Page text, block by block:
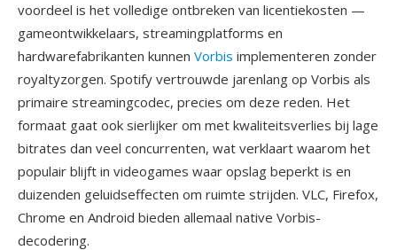
voordeel is het volledige ontbreken van licentiekosten —
gameontwikkelaars, streamingplatforms en
hardwarefabrikanten kunnen Vorbis implementeren zonder
royaltyzorgen. Spotify vertrouwde jarenlang op Vorbis als
primaire streamingcodec, precies om deze reden. Het
formaat gaat ook sierlijker om met kwaliteitsverlies bij lage
bitrates dan veel concurrenten, wat verklaart waarom het
populair blijft in videogames waar opslag beperkt is en
duizenden geluidseffecten om ruimte strijden. VLC, Firefox,
Chrome en Android bieden allemaal native Vorbis-
decodering.